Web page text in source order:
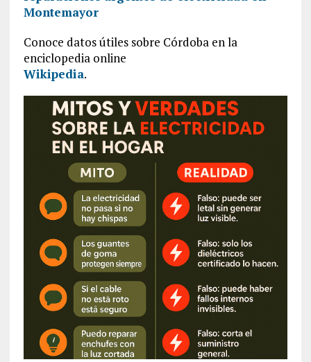
Montemayor
Conoce datos útiles sobre Córdoba en la
enciclopedia online
Wikipedia.